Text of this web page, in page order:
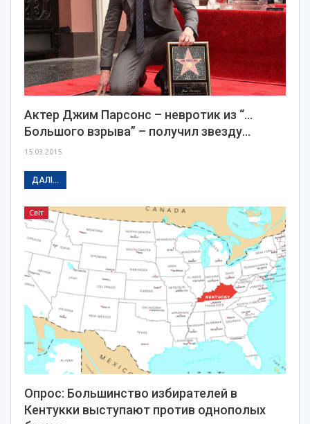
Актер Джим Парсонс – невротик из “…
Большого взрыва” – получил звезду…
15.03.2015
ДАЛІ...
Світ
Опрос: Большинство избирателей в
Кентукки выступают против однополых